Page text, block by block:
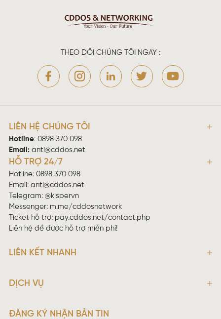
THEO DÕI CHÚNG TÔI NGAY :
LIÊN HỆ CHÚNG TÔI
Hotline: 0898 370 098
Email: anti@cddos.net
HỖ TRỢ 24/7
Hotline: 0898 370 098
Email: anti@cddos.net
Telegram: @kispervn
Messenger: m.me/cddosnetwork
Ticket hỗ trợ: pay.cddos.net/contact.php
Liên hệ để được hỗ trợ miễn phí!
LIÊN KẾT NHANH
DỊCH VỤ
ĐĂNG KÝ NHẬN BẢN TIN